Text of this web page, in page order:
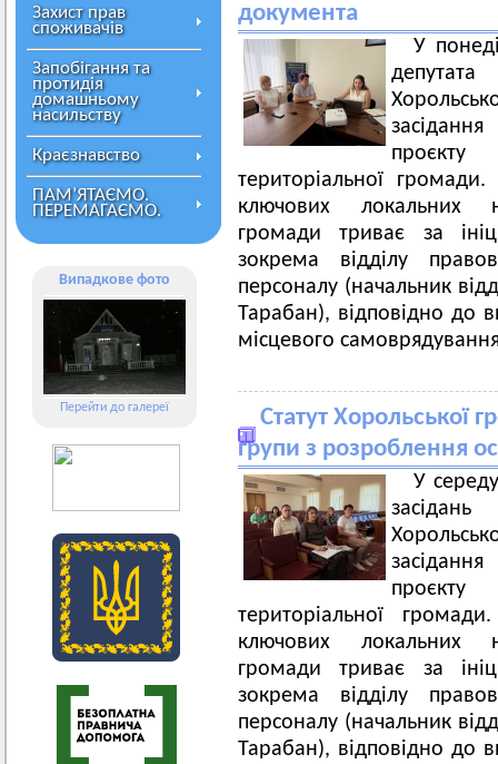
Захист прав
споживачів
Запобігання та
протидія
домашньому
насильству
Краєзнавство
ПАМ’ЯТАЄМО.
ПЕРЕМАГАЄМО.
Випадкове фото
Перейти до галереї
документа
У
проєкту
територіальної
ключових локальних
громади триває за
зокрема відділу
персоналу (начальник
Тарабан), відповідно до
місцевого
Статут Хорольської
групи з розроблення
У
проєкту
територіальної
ключових локальних
громади триває за
зокрема відділу
персоналу (начальник
Тарабан), відповідно до